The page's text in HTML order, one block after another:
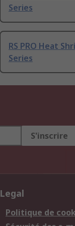
Series
RS PRO Heat
Series
S'inscrire
Legal
Politique de